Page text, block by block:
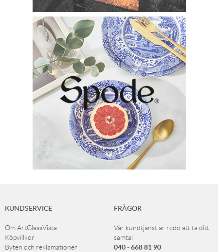
KUNDSERVICE
Om ArtGlassVista
Köpvillkor
Byten och reklamationer
FRÅGOR
Vår kundtjänst är redo att ta ditt
samtal
040 - 668 81 90